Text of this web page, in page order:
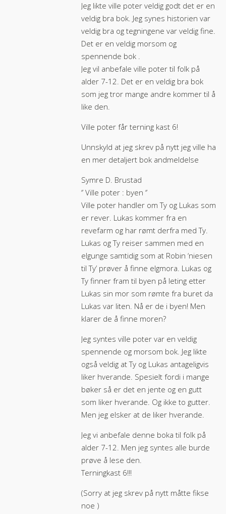
Jeg likte ville poter veldig godt det er en
veldig bra bok. Jeg synes historien var
veldig bra og tegningene var veldig fine.
Det er en veldig morsom og
spennende bok .
Jeg vil anbefale ville poter til folk på
alder 7-12. Det er en veldig bra bok
som jeg tror mange andre kommer til å
like den.
Ville poter får terning kast 6!
Unnskyld at jeg skrev på nytt jeg ville ha
en mer detaljert bok andmeldelse
Symre D. Brustad
‘’ Ville poter : byen ‘’
Ville poter handler om Ty og Lukas som
er rever. Lukas kommer fra en
revefarm og har rømt derfra med Ty.
Lukas og Ty reiser sammen med en
elgunge samtidig som at Robin ‘niesen
til Ty’ prøver å finne elgmora. Lukas og
Ty finner fram til byen på leting etter
Lukas sin mor som rømte fra buret da
Lukas var liten. Nå er de i byen! Men
klarer de å finne moren?
Jeg syntes ville poter var en veldig
spennende og morsom bok. Jeg likte
også veldig at Ty og Lukas antageligvis
liker hverande. Spesielt fordi i mange
bøker så er det en jente og en gutt
som liker hverande. Og ikke to gutter.
Men jeg elsker at de liker hverande.
Jeg vi anbefale denne boka til folk på
alder 7-12. Men jeg syntes alle burde
prøve å lese den.
Terningkast 6!!!
(Sorry at jeg skrev på nytt måtte fikse
noe )